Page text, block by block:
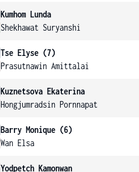
Kumhom Lunda
Shekhawat Suryanshi
Tse Elyse (7)
Prasutnawin Amittalai
Kuznetsova Ekaterina
Hongjumradsin Pornnapat
Barry Monique (6)
Wan Elsa
Yodpetch Kamonwan